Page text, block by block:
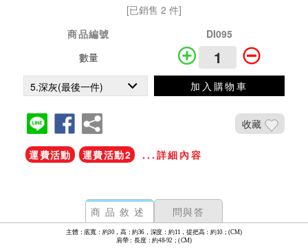
[已銷售 2 件]
商品編號
DI095
數量
加入購物車
收藏
運費活動 運費活動2 ...詳細內容
商品敘述 問與答